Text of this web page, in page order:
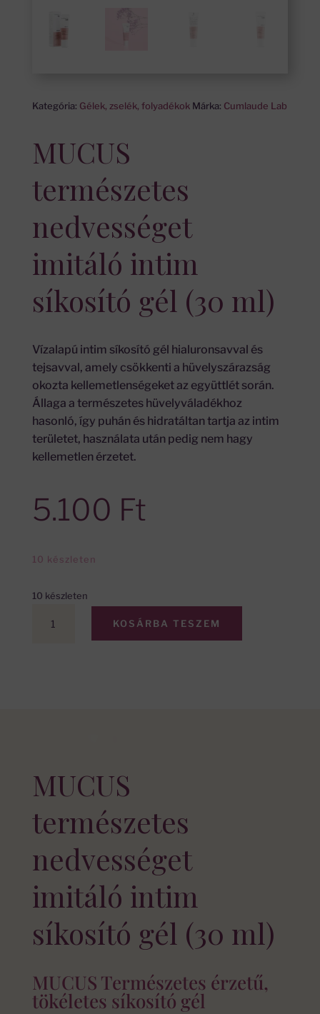
Kategória: Gélek, zselék, folyadékok Márka: Cumlaude Lab
MUCUS
természetes
nedvességet
imitáló intim
síkosító gél (30 ml)
Vízalapú intim síkosító gél hialuronsavval és
tejsavval, amely csökkenti a hüvelyszárazság
okozta kellemetlenségeket az együttlét során.
Állaga a természetes hüvelyváladékhoz
hasonló, így puhán és hidratáltan tartja az intim
területet, használata után pedig nem hagy
kellemetlen érzetet.
5.100 Ft
10 készleten
10 készleten
természetes
nedvességet
KOSÁRBA TESZEM
MUCUS
természetes
nedvességet
imitáló intim
síkosító gél (30 ml)
MUCUS Természetes érzetű,
tökéletes síkosító gél